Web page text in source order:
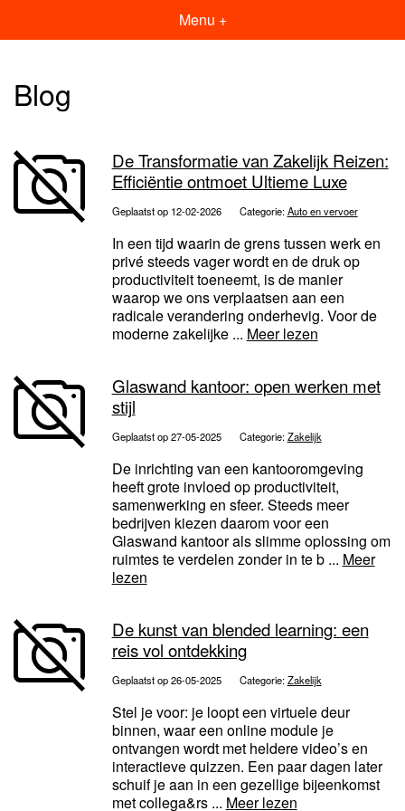
Menu +
Blog
De Transformatie van Zakelijk Reizen:
Efficiëntie ontmoet Ultieme Luxe
Geplaatst op 12-02-2026 Categorie:Auto en vervoer
In een tijd waarin de grens tussen werk en
privé steeds vager wordt en de druk op
productiviteit toeneemt, is de manier
waarop we ons verplaatsen aan een
radicale verandering onderhevig. Voor de
moderne zakelijke ... Meer lezen
Glaswand kantoor: open werken met
stijl
Geplaatst op 27-05-2025 Categorie:Zakelijk
De inrichting van een kantooromgeving
heeft grote invloed op productiviteit,
samenwerking en sfeer. Steeds meer
bedrijven kiezen daarom voor een
Glaswand kantoor als slimme oplossing om
ruimtes te verdelen zonder in te b ... Meer
lezen
De kunst van blended learning: een
reis vol ontdekking
Geplaatst op 26-05-2025 Categorie:Zakelijk
Stel je voor: je loopt een virtuele deur
binnen, waar een online module je
ontvangen wordt met heldere video’s en
interactieve quizzen. Een paar dagen later
schuif je aan in een gezellige bijeenkomst
met collega&rs ... Meer lezen